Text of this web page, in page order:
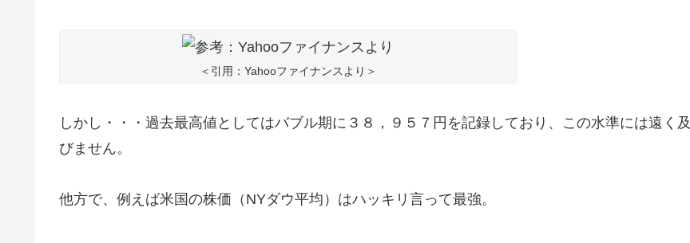
＜引用：Yahooファイナンスより＞
しかし・・・過去最高値としてはバブル期に３８，９５７円を記録しており、この水準には遠く及
びません。
他方で、例えば米国の株価（NYダウ平均）はハッキリ言って最強。